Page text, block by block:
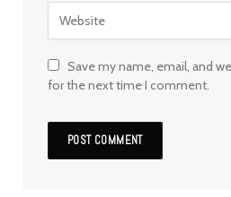
Save my name, email, and
for the next time I comment.